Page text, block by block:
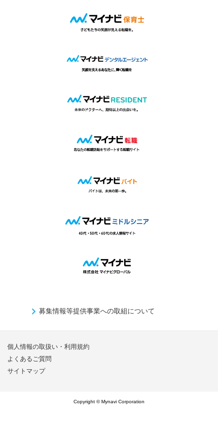
募集情報等提供事業への取組について
個人情報の取扱い・利用規約
よくあるご質問
サイトマップ
Copyright © Mynavi Corporation